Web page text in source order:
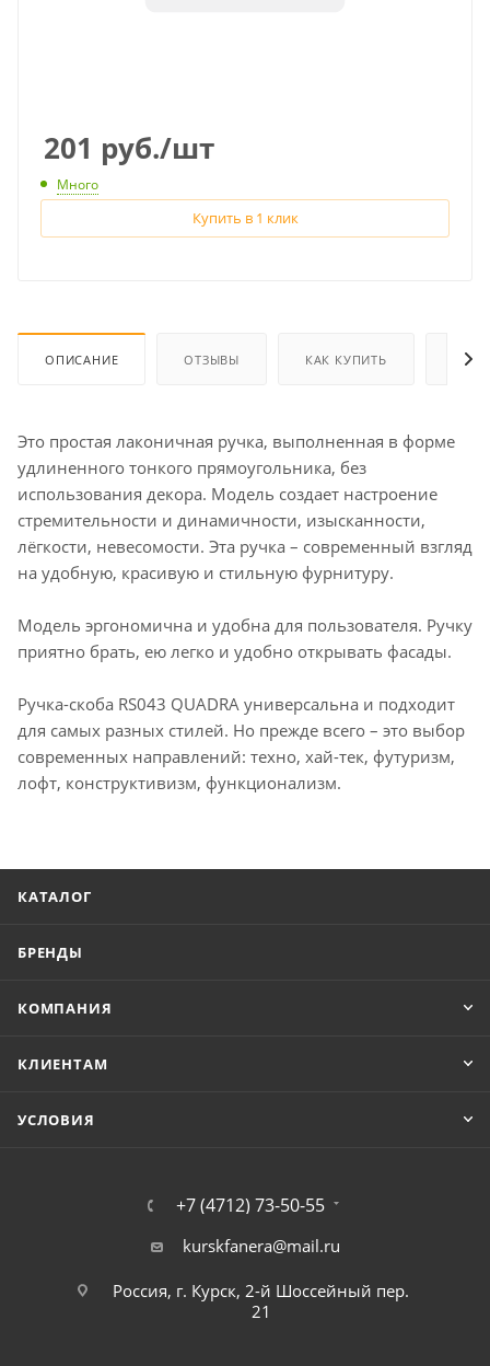
201 руб./шт
Много
Купить в 1 клик
ОПИСАНИЕ ОТЗЫВЫ КАК КУПИТЬ
Это простая лаконичная ручка, выполненная в форме
удлиненного тонкого прямоугольника, без
использования декора. Модель создает настроение
стремительности и динамичности, изысканности,
лёгкости, невесомости. Эта ручка – современный взгляд
на удобную, красивую и стильную фурнитуру.
Модель эргономична и удобна для пользователя. Ручку
приятно брать, ею легко и удобно открывать фасады.
Ручка-скоба RS043 QUADRA универсальна и подходит
для самых разных стилей. Но прежде всего – это выбор
современных направлений: техно, хай-тек, футуризм,
лофт, конструктивизм, функционализм.
КАТАЛОГ
БРЕНДЫ
КОМПАНИЯ
КЛИЕНТАМ
УСЛОВИЯ
+7 (4712) 73-50-55
kurskfanera@mail.ru
Россия, г. Курск, 2-й Шоссейный пер.
21